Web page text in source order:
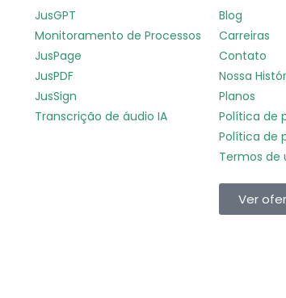
JusGPT
Monitoramento de Processos
JusPage
JusPDF
JusSign
Transcrição de áudio IA
Blog
Carreiras
Contato
Nossa
Planos
Política de
Política de
Termos de
Ver